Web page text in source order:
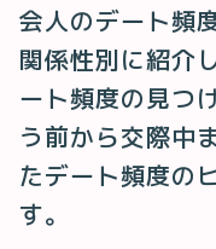
会人のデート頻
関係性別に紹介
ート頻度の見つ
う前から交際中
たデート頻度の
す。